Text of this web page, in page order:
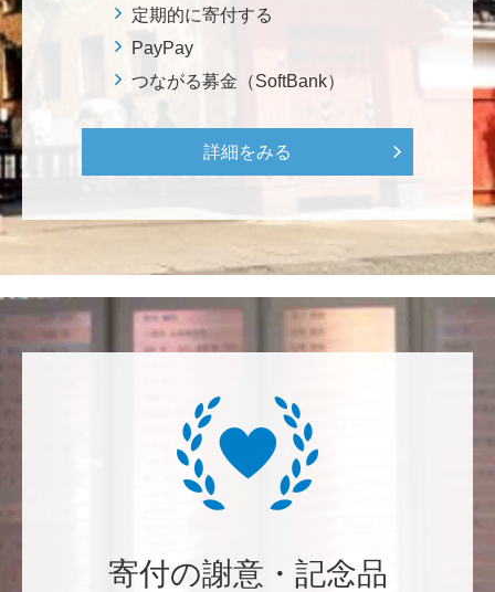
世界に貢献を！
田畑 和樹
対校戦勝利、インカレ優勝目指して頑張ってくださ
い！ <漕艇部>
自身の高齢化とともに、障害のある方の苦労がよく理
解できるようになりました。パンフに出ている「重た
いドアの自動ドア化あるいは開閉しやすい折り戸化」
をはじめとして、身近なことでやらなければならない
です。 <障害のある学生や研究者の活躍応援基金>
定期的に寄付する
PayPay
つながる募金（SoftBank）
詳細をみる
寄付の謝意・記念品